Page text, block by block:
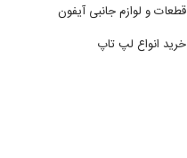
قطعات و لوازم جانبی آیفون
خرید انواع لپ تاپ